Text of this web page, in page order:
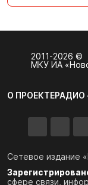
2011-2026 ©
МКУ ИА
О ПРОЕКТЕРАДИО
Сетевое издание
сфере связи,